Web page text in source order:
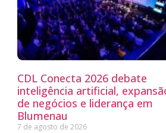
CDL Conecta 2026 debate
inteligência artificial,
de negócios e liderança em
Blumenau
7 de agosto de 2026